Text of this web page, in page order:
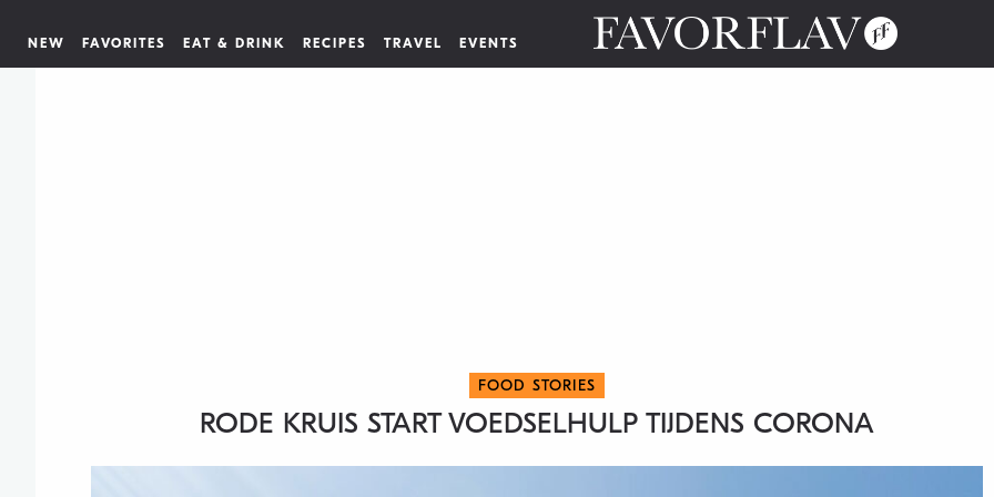
NEW FAVORITES EAT & DRINK RECIPES TRAVEL EVENTS
FOOD STORIES
RODE KRUIS START VOEDSELHULP TIJDENS CORONA